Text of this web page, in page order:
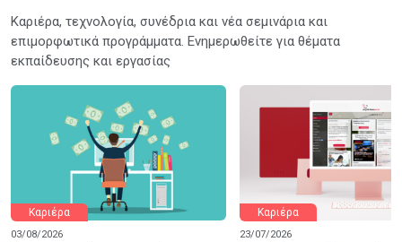
Καριέρα, τεχνολογία, συνέδρια και νέα σεμινάρια και
επιμορφωτικά προγράμματα. Ενημερωθείτε για θέματα
εκπαίδευσης και εργασίας
Καριέρα
03/08/2026
Καριέρα
23/07/2026